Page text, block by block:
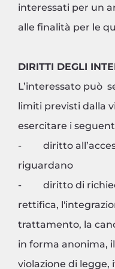
interessati per un
alle finalità per le
DIRITTI DEGLI
L’interessato può
limiti previsti dalla
esercitare i
- diritto
riguardano
- diritto di
rettifica,
trattamento, la
in forma anonima,
violazione di legge,